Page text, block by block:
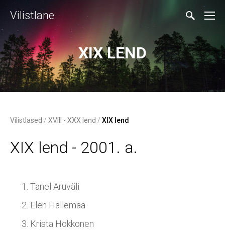
Vilistlane
XIX LEND
Vilistlased / XVIII - XXX lend / XIX lend
XIX lend - 2001. a.
Tanel Aruväli
Elen Hallemaa
Krista Hokkonen